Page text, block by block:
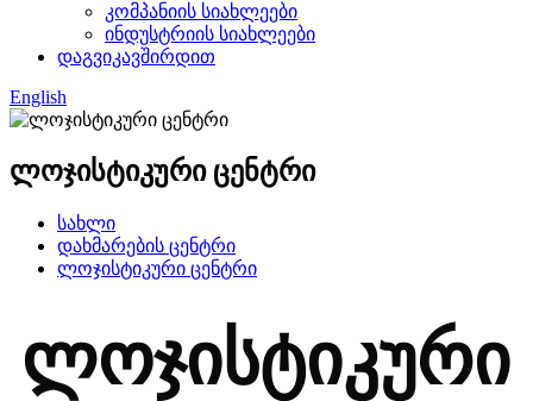
კომპანიის სიახლეები
ინდუსტრიის სიახლეები
დაგვიკავშირდით
English
ლოჯისტიკური ცენტრი
სახლი
დახმარების ცენტრი
ლოჯისტიკური ცენტრი
ლოჯისტიკური